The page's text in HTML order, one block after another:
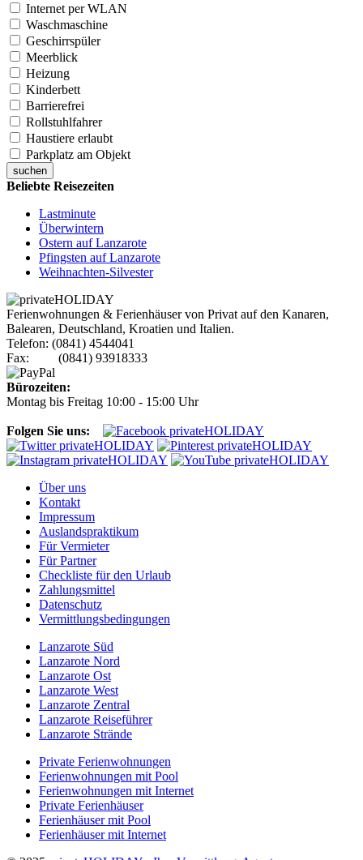
Internet per WLAN
Waschmaschine
Geschirrspüler
Meerblick
Heizung
Kinderbett
Barrierefrei
Rollstuhlfahrer
Haustiere erlaubt
Parkplatz am Objekt
suchen
Beliebte Reisezeiten
Lastminute
Überwintern
Ostern auf Lanzarote
Pfingsten auf Lanzarote
Weihnachten-Silvester
Ferienwohnungen & Ferienhäuser von Privat auf den Kanaren,
Balearen, Deutschland, Kroatien und Italien.
Telefon: (0841) 4544041
Fax: (0841) 93918333
Bürozeiten:
Montag bis Freitag 10:00 - 15:00 Uhr
Folgen Sie uns:
Über uns
Kontakt
Impressum
Auslandspraktikum
Für Vermieter
Für Partner
Checkliste für den Urlaub
Zahlungsmittel
Datenschutz
Vermittlungsbedingungen
Lanzarote Süd
Lanzarote Nord
Lanzarote Ost
Lanzarote West
Lanzarote Zentral
Lanzarote Reiseführer
Lanzarote Strände
Private Ferienwohnungen
Ferienwohnungen mit Pool
Ferienwohnungen mit Internet
Private Ferienhäuser
Ferienhäuser mit Pool
Ferienhäuser mit Internet